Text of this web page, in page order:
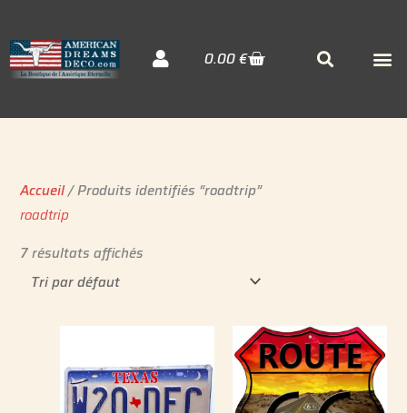
au
contenu
0.00€Cart
Accueil/ Produits identifiés “roadtrip”
roadtrip
7 résultats affichés